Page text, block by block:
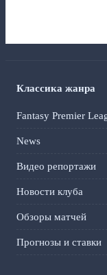
Классика жанра
Fantasy Premier
News
Видео репортажи
Новости клуба
Обзоры матчей
Прогнозы и ставки